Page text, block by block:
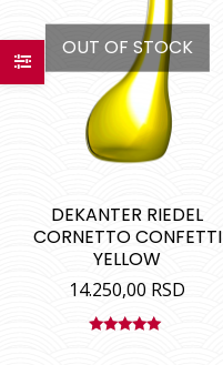
OUT OF STOCK
DEKANTER RIEDEL
CORNETTO CONFETTI
YELLOW
14.250,00 RSD